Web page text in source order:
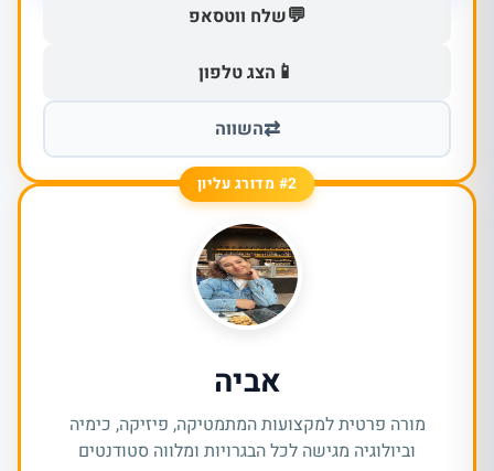
💬שלח ווטסאפ
📱 הצג טלפון
⇄השווה
#2 מדורג עליון
אביה
מורה פרטית למקצועות המתמטיקה, פיזיקה, כימיה
וביולוגיה מגישה לכל הבגרויות ומלווה סטודנטים